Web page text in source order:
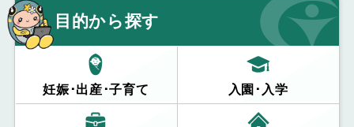
目的から探す
妊娠･出産･子育て 入園･入学